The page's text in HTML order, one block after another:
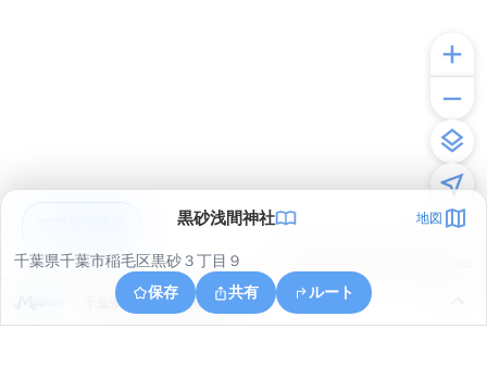
黒砂浅間神社 地図
千葉県千葉市稲毛区黒砂３丁目９
保存
共有 ルート
千葉県千葉市花見川区畑町